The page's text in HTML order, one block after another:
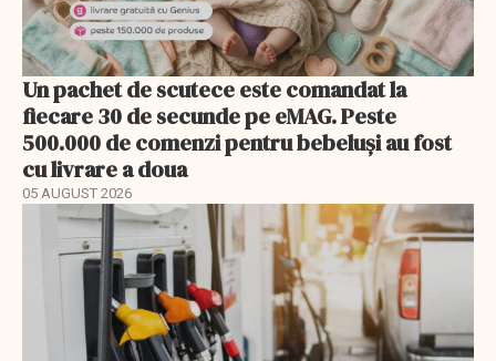
Un pachet de scutece este comandat la
fiecare 30 de secunde pe eMAG. Peste
500.000 de comenzi pentru bebeluși au fost
cu livrare a doua
05 AUGUST 2026